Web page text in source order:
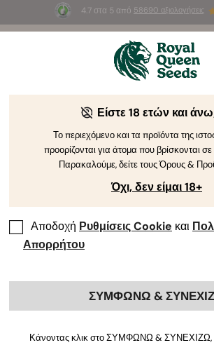
4.7 στα 5 από 58690 αξιολογήσεις
Summer Sales : Έως και -
προϊόντα! ⏤
Οδηγός Καλλιέργειας Κάνναβης από τη
Ευρετήριο Θεμάτων Οδηγού
Είστε 18 ετών και
Το περιεχόμενο και τα προϊόντα της
προορίζονται για άτομα που βρίσκονται σε
Παρακαλούμε, δείτε τους Όρους &
Όχι, δεν είμαι 18+
Αποδοχή Ρυθμίσεις Cookie και
Απορρήτου
ΣΥΜΦΩΝΩ &
Κάνοντας κλικ στο ΣΥΜΦΩΝΩ & ΣΥΝΕΧΙΖΩ,